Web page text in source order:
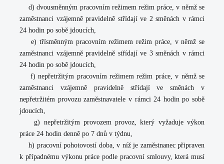
d) dvousměnným pracovním režimem režim práce, v němž se
zaměstnanci vzájemně pravidelně střídají ve 2 směnách v rámci
24 hodin po sobě jdoucích,
e) třísměnným pracovním režimem režim práce, v němž se
zaměstnanci vzájemně pravidelně střídají ve 3 směnách v rámci
24 hodin po sobě jdoucích,
f) nepřetržitým pracovním režimem režim práce, v němž se
zaměstnanci vzájemně pravidelně střídají ve směnách v
nepřetržitém provozu zaměstnavatele v rámci 24 hodin po sobě
jdoucích,
g) nepřetržitým provozem provoz, který vyžaduje výkon
práce 24 hodin denně po 7 dnů v týdnu,
h) pracovní pohotovostí doba, v níž je zaměstnanec připraven
k případnému výkonu práce podle pracovní smlouvy, která musí